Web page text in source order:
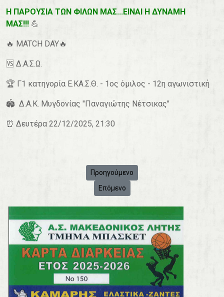
Η ΠΑΡΟΥΣΙΑ ΤΩΝ ΦΙΛΩΝ ΜΑΣ...ΕΙΝΑΙ Η ΔΥΝΑΜΗ
ΜΑΣ!!! 💪
🔥 MATCH DAY🔥
🆚️ Δ.Α.Σ.Ω.
🏆 Γ1 κατηγορία Ε.ΚΑ.Σ.Θ. - 1ος όμιλος - 12η αγωνιστική
🏟 Δ.Α.Κ. Μυγδονίας "Παναγιώτης Νέτσικας"
⏰ Δευτέρα 22/12/2025, 21:30
Προηγούμενο άρθρο: 🏀 Επιστροφή στις
Προηγούμενο
Επόμενο άρθρο: 🏀 Μακεδονικός
Επόμενο